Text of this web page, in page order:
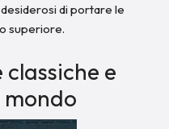
di portare le
superiore.
e
mondo